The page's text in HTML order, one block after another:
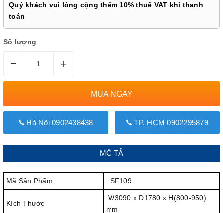
Quý khách vui lòng cộng thêm 10% thuế VAT khi thanh
toán
Số lượng
– +
MUA NGAY
Hà Nội 0902438438 TP. HCM 0902295879
MÔ TẢ
Mã Sản Phẩm SF109
Kích Thước
W3090 x D1780 x H(800-950)
mm